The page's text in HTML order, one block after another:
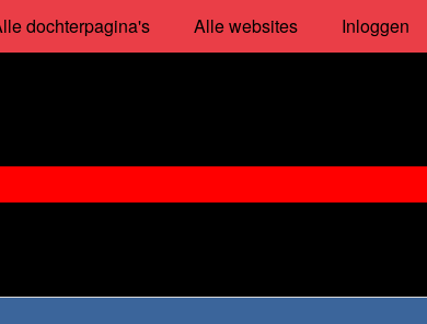
dochterpagina's Alle websites Inloggen